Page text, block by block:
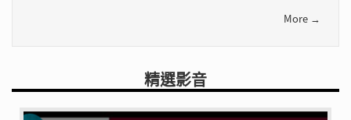
More →
精選影音